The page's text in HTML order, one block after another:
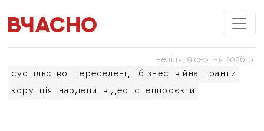
суспільство переселенці бізнес війна
гранти
корупція
нардепи відео спецпроєкти
неділя, 9 серпня 2026 р.